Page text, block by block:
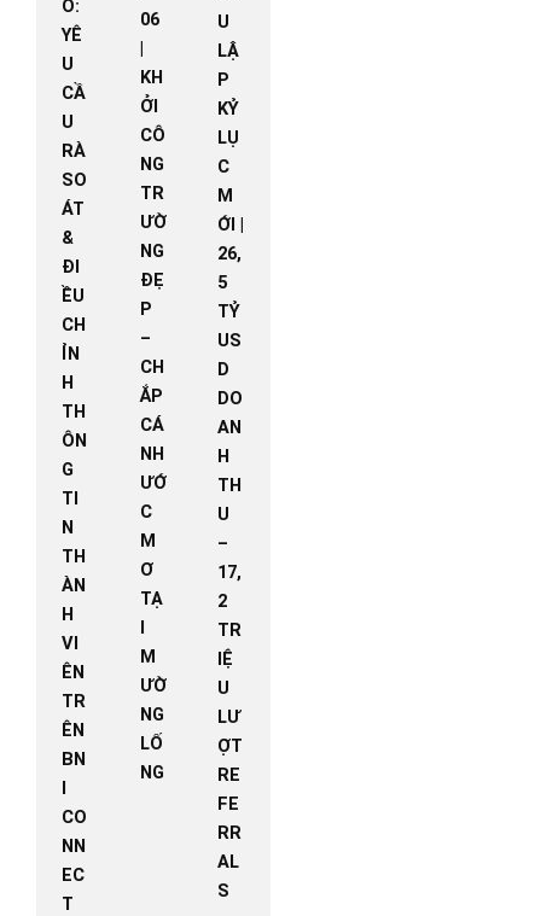
O:
YÊ
U
CẦ
U
RÀ
SO
ÁT
&
ĐI
ỀU
CH
ỈN
H
TH
ÔN
G
TI
N
TH
ÀN
H
VI
ÊN
TR
ÊN
BN
I
CO
NN
EC
T
06
|
KH
ỞI
CÔ
NG
TR
ƯỜ
NG
ĐẸ
P
–
CH
ẮP
CÁ
NH
ƯỚ
C
M
Ơ
TẠ
I
M
ƯỜ
NG
LỐ
NG
U
LẬ
P
KỶ
LỤ
C
M
ỚI |
26,
5
TỶ
US
D
DO
AN
H
TH
U
–
17,
2
TR
IỆ
U
LƯ
ỢT
RE
FE
RR
AL
S